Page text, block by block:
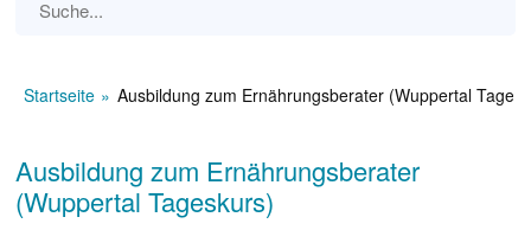
Startseite Ausbildung zum Ernährungsberater (Wuppertal
Ausbildung zum Ernährungsberater
(Wuppertal Tageskurs)